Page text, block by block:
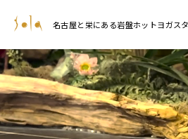
名古屋と栄にある岩盤ホットヨガス